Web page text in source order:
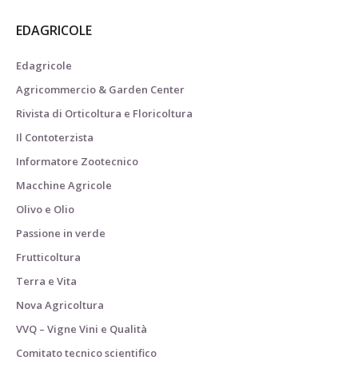
EDAGRICOLE
Edagricole
Agricommercio & Garden Center
Rivista di Orticoltura e Floricoltura
Il Contoterzista
Informatore Zootecnico
Macchine Agricole
Olivo e Olio
Passione in verde
Frutticoltura
Terra e Vita
Nova Agricoltura
VVQ – Vigne Vini e Qualità
Comitato tecnico scientifico